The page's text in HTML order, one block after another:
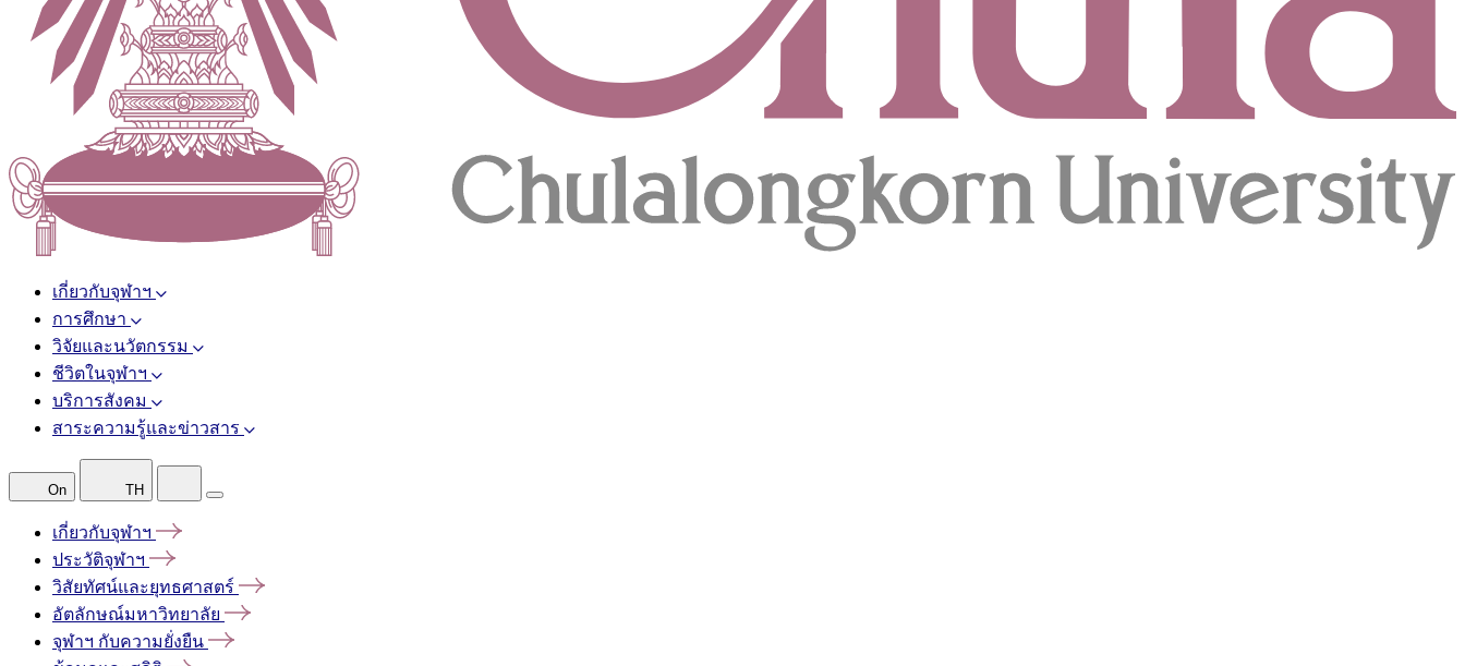
เกี่ยวกับจุฬาฯ
การศึกษา
วิจัยและนวัตกรรม
ชีวิตในจุฬาฯ
บริการสังคม
สาระความรู้และข่าวสาร
On TH
เกี่ยวกับจุฬาฯ
ประวัติจุฬาฯ
วิสัยทัศน์และยุทธศาสตร์
อัตลักษณ์มหาวิทยาลัย
จุฬาฯ กับความยั่งยืน